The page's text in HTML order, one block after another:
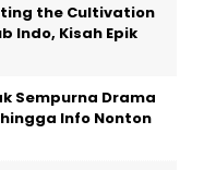
the Cultivation
Indo, Kisah Epik
Sempurna Drama
Info Nonton